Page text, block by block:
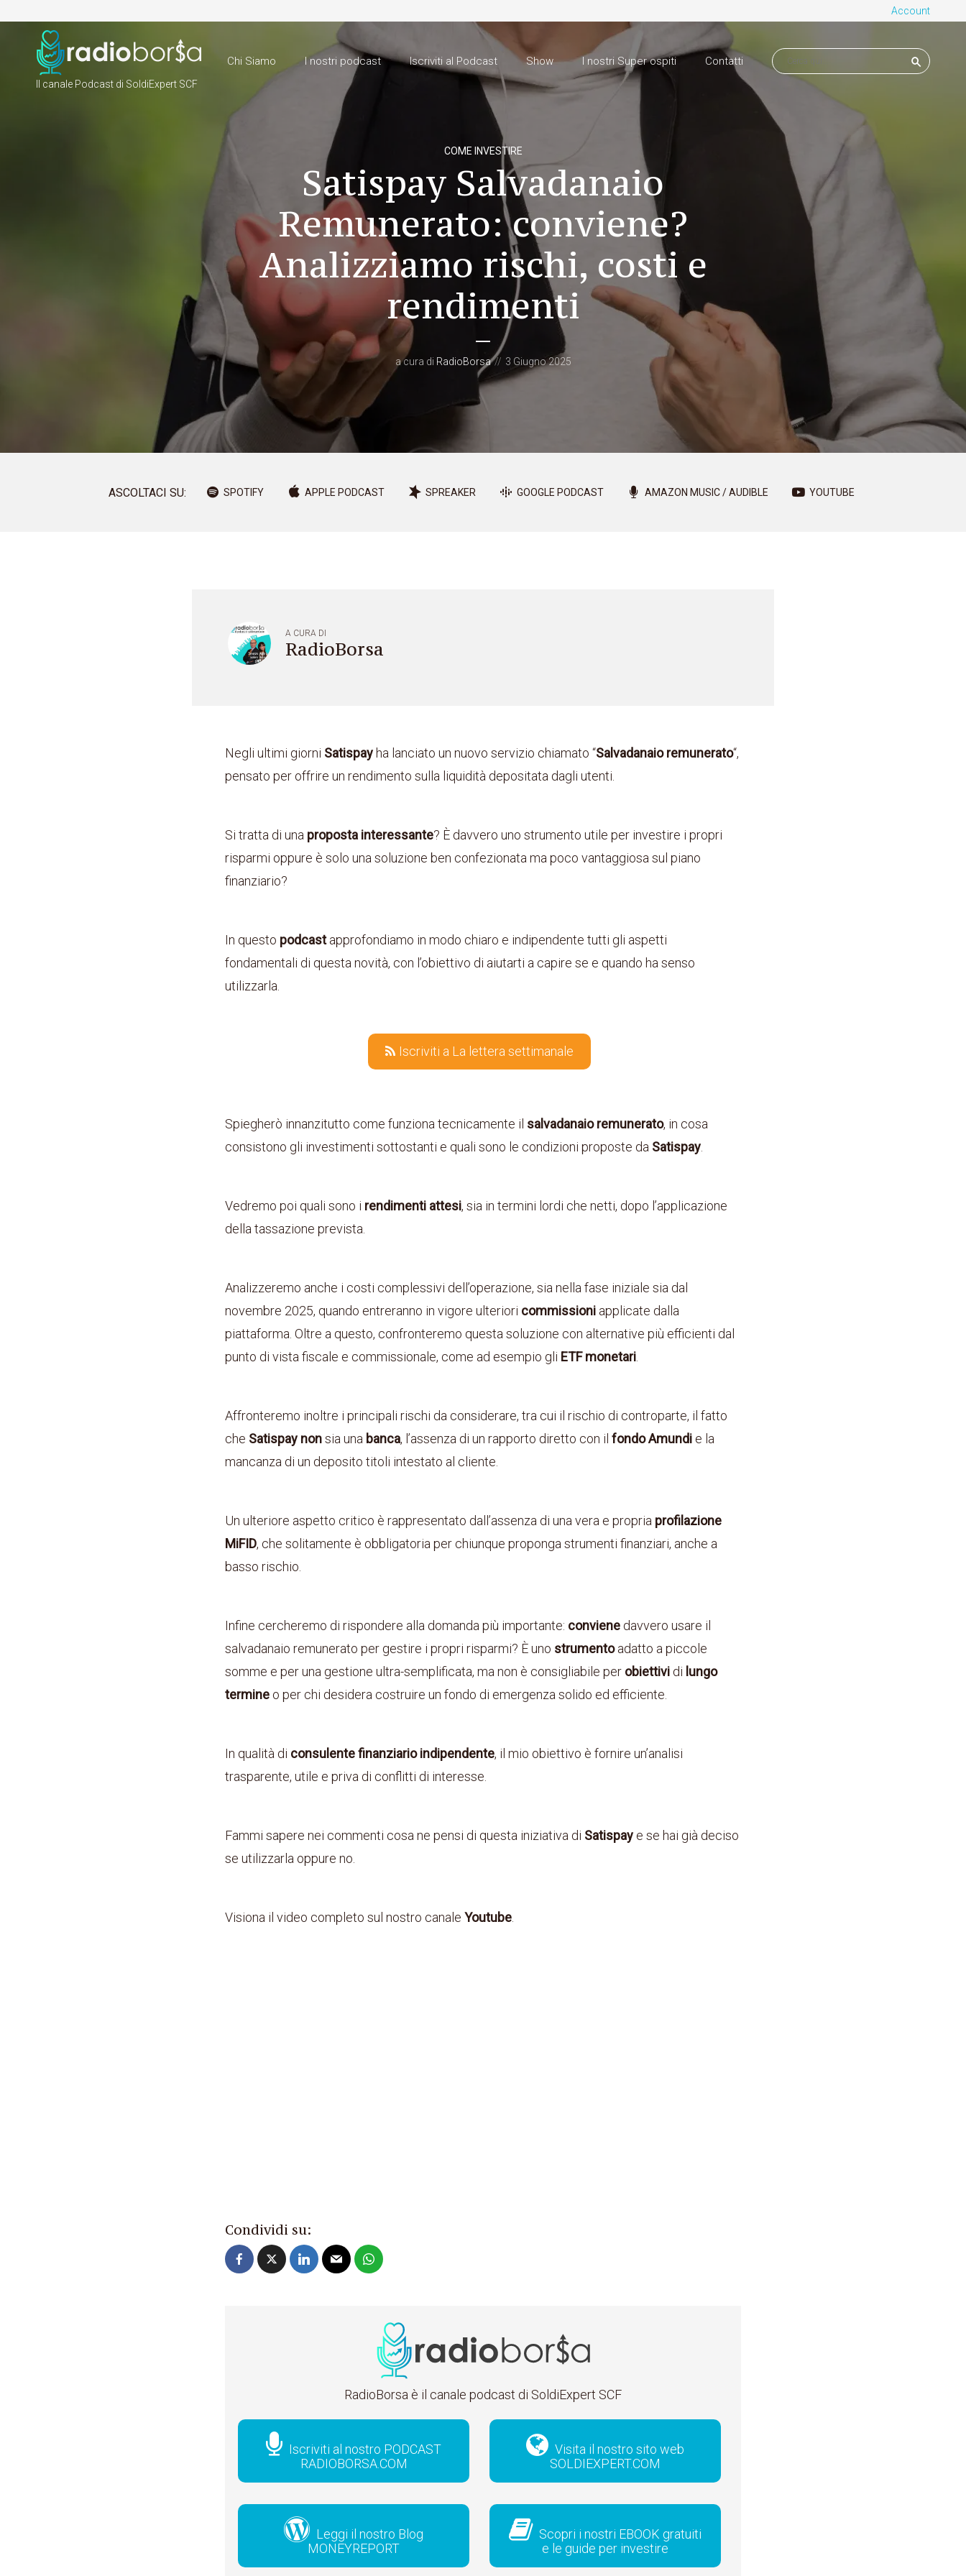
Account
Il canale Podcast di SoldiExpert SCF
Chi Siamo I nostri podcast Iscriviti al Podcast Show I nostri Super ospiti Contatti
COME INVESTIRE
Satispay Salvadanaio
Remunerato: conviene?
Analizziamo rischi, costi e
rendimenti
a cura di RadioBorsa 3 Giugno 2025
ASCOLTACI SU: SPOTIFY APPLE PODCAST SPREAKER GOOGLE PODCAST AMAZON MUSIC / AUDIBLE YOUTUBE
A CURA DI
RadioBorsa
Negli ultimi giorni Satispay ha lanciato un nuovo servizio chiamato “Salvadanaio remunerato“,
pensato per offrire un rendimento sulla liquidità depositata dagli utenti.
Si tratta di una proposta interessante? È davvero uno strumento utile per investire i propri
risparmi oppure è solo una soluzione ben confezionata ma poco vantaggiosa sul piano
finanziario?
In questo podcastapprofondiamo in modo chiaro e indipendente tutti gli aspetti
fondamentali di questa novità, con l’obiettivo di aiutarti a capire se e quando ha senso
utilizzarla.
Iscriviti a La lettera settimanale
Spiegherò innanzitutto come funziona tecnicamente il salvadanaio remunerato, in cosa
consistono gli investimenti sottostanti e quali sono le condizioni proposte da Satispay
Vedremo poi quali sono i rendimenti attesi, sia in termini lordi che netti, dopo l’applicazione
della tassazione prevista.
Analizzeremo anche i costi complessivi dell’operazione, sia nella fase iniziale sia dal
novembre 2025, quando entreranno in vigore ulteriori commissioni applicate dalla
piattaforma. Oltre a questo, confronteremo questa soluzione con alternative più efficienti dal
punto di vista fiscale e commissionale, come ad esempio gli ETF monetari
Affronteremo inoltre i principali rischi da considerare, tra cui il rischio di controparte, il fatto
che Satispay nonsia una banca, l’assenza di un rapporto diretto con il fondo Amundi e la
mancanza di un deposito titoli intestato al cliente.
Un ulteriore aspetto critico è rappresentato dall’assenza di una vera e propria profilazione
MiFID, che solitamente è obbligatoria per chiunque proponga strumenti finanziari, anche a
basso rischio.
Infine cercheremo di rispondere alla domanda più importante: conviene davvero usare il
salvadanaio remunerato per gestire i propri risparmi? È uno strumentoadatto a piccole
somme e per una gestione ultra-semplificata, ma non è consigliabile per obiettivi di lungo
termine o per chi desidera costruire un fondo di emergenza solido ed efficiente.
In qualità di consulente finanziario indipendente, il mio obiettivo è fornire un’analisi
trasparente, utile e priva di conflitti di interesse.
Fammi sapere nei commenti cosa ne pensi di questa iniziativa di Satispay e se hai già deciso
se utilizzarla oppure no.
Visiona il video completo sul nostro canale Youtube
Condividi su:
RadioBorsa è il canale podcast di SoldiExpert SCF
Iscriviti al nostro PODCAST
RADIOBORSA.COM
Visita il nostro sito web
SOLDIEXPERT.COM
Leggi il nostro Blog
MONEYREPORT
Scopri i nostri EBOOK gratuiti
e le guide per investire